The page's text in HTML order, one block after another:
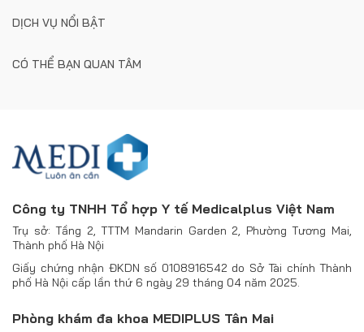
DỊCH VỤ NỔI BẬT
CÓ THỂ BẠN QUAN TÂM
Công ty TNHH Tổ hợp Y tế Medicalplus Việt Nam
Trụ sở: Tầng 2, TTTM Mandarin Garden 2, Phường Tương Mai,
Thành phố Hà Nội
Giấy chứng nhận ĐKDN số 0108916542 do Sở Tài chính Thành
phố Hà Nội cấp lần thứ 6 ngày 29 tháng 04 năm 2025.
Phòng khám đa khoa MEDIPLUS Tân Mai